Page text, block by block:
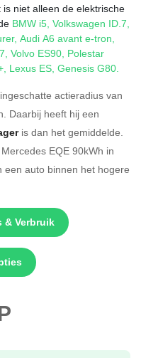
niet alleen de elektrische
BMW i5, Volkswagen ID.7,
, Audi A6 avant e-tron,
, Volvo ES90, Polestar
, Lexus ES, Genesis G80.
actieradius van
Daarbij heeft hij een
is dan het gemiddelde.
EQE 90kWh in
een auto binnen het hogere
& Verbruik